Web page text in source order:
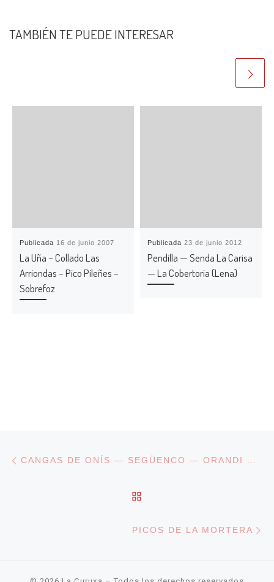
TAMBIÉN TE PUEDE INTERESAR
Publicada 16 de junio 2007
La Uña – Collado Las
Arriondas – Pico Pileñes –
Sobrefoz
Publicada23 de junio 2012
Pendilla — Senda La Carisa
— La Cobertoria (Lena)
Navegación de entradas
PICOS DE LA MORTERA